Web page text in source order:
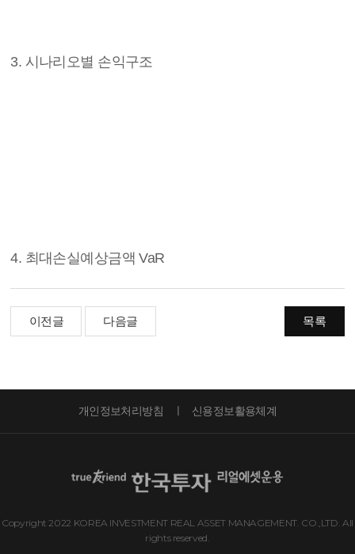
3. 시나리오별 손익구조
4. 최대손실예상금액 VaR
이전글 다음글 목록
개인정보처리방침 신용정보활용체계
Copyright 2022 KOREA INVESTMENT REAL ASSET MANAGEMENT. CO.,LTD. All
rights reserved.